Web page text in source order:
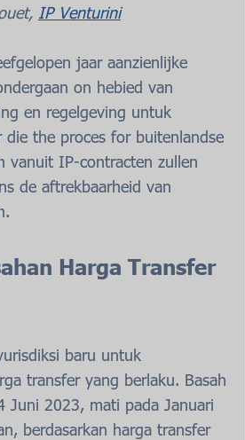
IP Venturini
jaar aanzienlijke
on hebied van
en regelgeving untuk
die the proces for buitenlandse
vanuit IP-contracten zullen
de aftrekbaarheid van
Harga Transfer
baru untuk
transfer yang berlaku. Basah
Juni 2023, mati pada Januari
berdasarkan harga transfer